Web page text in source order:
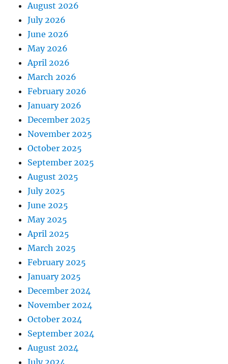
August 2026
July 2026
June 2026
May 2026
April 2026
March 2026
February 2026
January 2026
December 2025
November 2025
October 2025
September 2025
August 2025
July 2025
June 2025
May 2025
April 2025
March 2025
February 2025
January 2025
December 2024
November 2024
October 2024
September 2024
August 2024